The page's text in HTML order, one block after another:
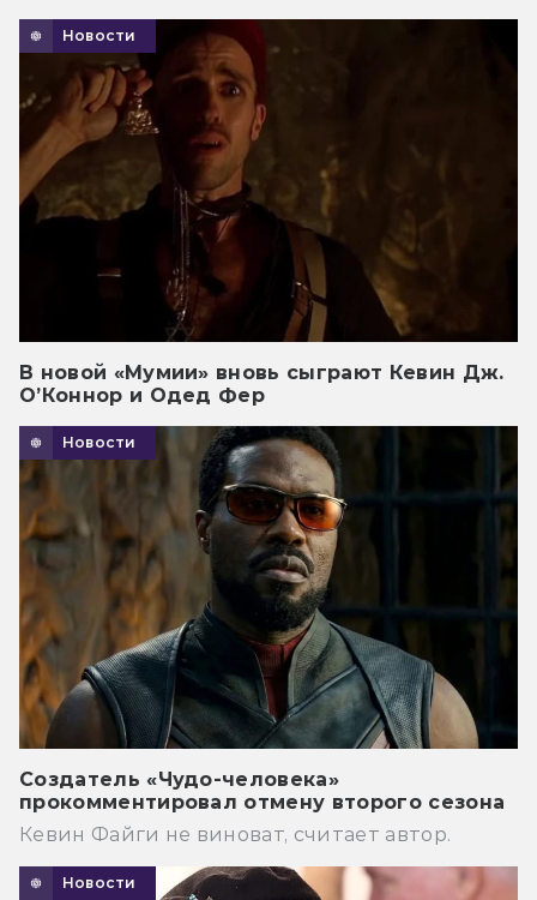
Новости
В новой «Мумии» вновь сыграют Кевин Дж.
О’Коннор и Одед Фер
Новости
Создатель «Чудо-человека»
прокомментировал отмену второго сезона
Кевин Файги не виноват, считает автор.
Новости